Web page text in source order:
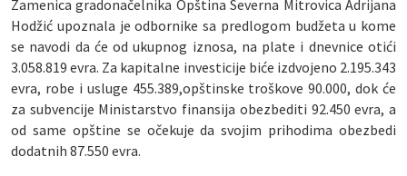
Zamenica gradonačelnika Opština Severna Mitrovica Adrijana
Hodžić upoznala je odbornike sa predlogom budžeta u kome
se navodi da će od ukupnog iznosa, na plate i dnevnice otići
3.058.819 evra. Za kapitalne investicije biće izdvojeno 2.195.343
evra, robe i usluge 455.389,opštinske troškove 90.000, dok će
za subvencije Ministarstvo finansija obezbediti 92.450 evra, a
od same opštine se očekuje da svojim prihodima obezbedi
dodatnih 87.550 evra.